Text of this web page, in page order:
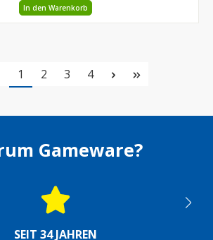
In den Warenkorb
Seite
1 Seite
2 Seite
3 Seite
4
Gameware?
SEIT 34 JAHREN